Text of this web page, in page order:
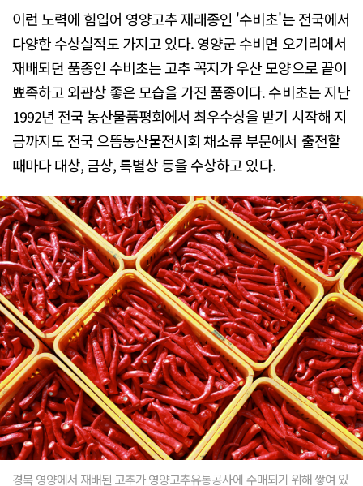
이런 노력에 힘입어 영양고추 재래종인 '수비초'는 전국에서
다양한 수상실적도 가지고 있다. 영양군 수비면 오기리에서
재배되던 품종인 수비초는 고추 꼭지가 우산 모양으로 끝이
뾰족하고 외관상 좋은 모습을 가진 품종이다. 수비초는 지난
1992년 전국 농산물품평회에서 최우수상을 받기 시작해 지
금까지도 전국 으뜸농산물전시회 채소류 부문에서 출전할
때마다 대상, 금상, 특별상 등을 수상하고 있다.
경북 영양에서 재배된 고추가 영양고추유통공사에 수매되기 위해 쌓여 있